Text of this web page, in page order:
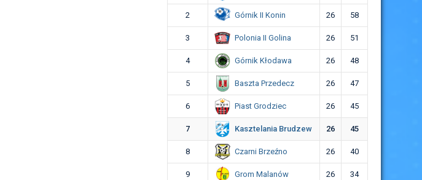
2 Górnik II Konin 26 58
3 Polonia II Golina 26 51
4 Górnik Kłodawa 26 48
5 Baszta Przedecz 26 47
6 Piast Grodziec 26 45
7 Kasztelania Brudzew 26 45
8 Czarni Brzeźno 26 40
9 Grom Malanów 26 34